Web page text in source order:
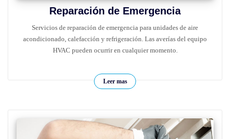
Reparación de Emergencia
Servicios de reparación de emergencia para unidades de aire
acondicionado, calefacción y refrigeración. Las averías del equipo
HVAC pueden ocurrir en cualquier momento.
Leer mas